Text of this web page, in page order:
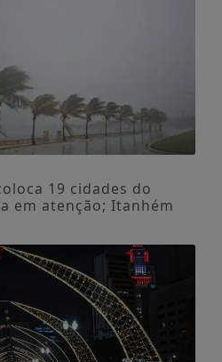
19 cidades do
em atenção; Itanhém